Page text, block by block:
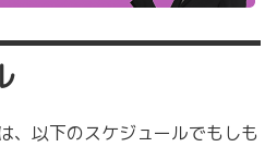
、以下のスケジュールでもしも